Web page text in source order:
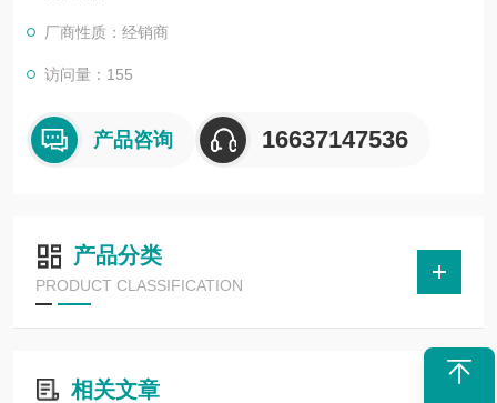
厂商性质：经销商
访问量：155
产品咨询 16637147536
产品分类
PRODUCT CLASSIFICATION
相关文章